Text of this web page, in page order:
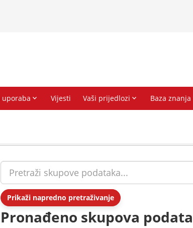
Prikaži napredno pretraživanje
Pronađeno skupova